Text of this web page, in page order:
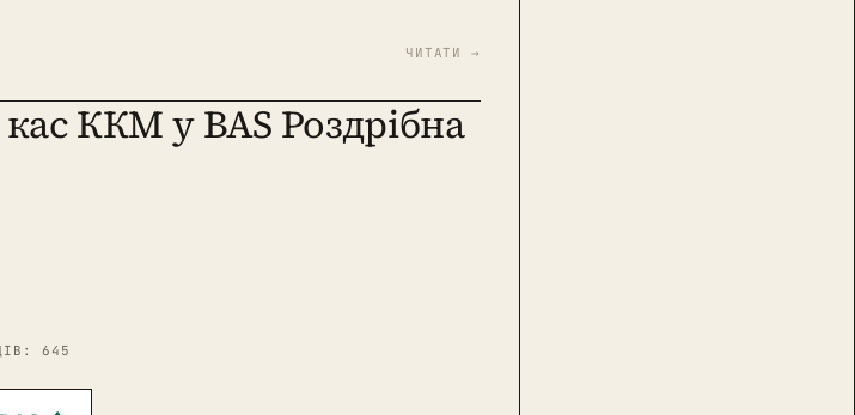
ЧИТАТИ →
ККМ у BAS Роздрібна
645